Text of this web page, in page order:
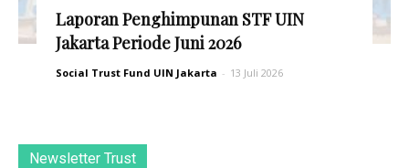
Laporan Penghimpunan STF UIN
Jakarta Periode Juni 2026
Social Trust Fund UIN Jakarta - 13 Juli 2026
Newsletter Trust